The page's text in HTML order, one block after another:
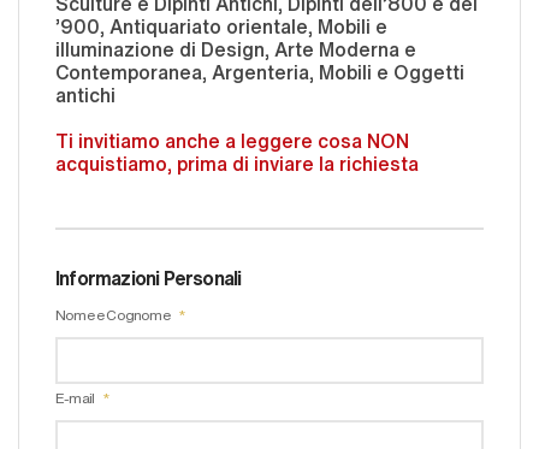
'900, Antiquariato orientale, Mobili e
illuminazione di Design, Arte Moderna e
Contemporanea, Argenteria, Mobili e Oggetti
antichi
Ti invitiamo anche a leggere cosa NON
acquistiamo, prima di inviare la richiesta
Informazioni Personali
Nome e Cognome
E-mail